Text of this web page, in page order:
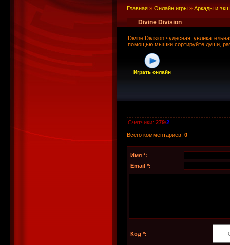
Главная » Онлайн игры » Аркады и
Divine Division
Divine Division чудесная,
помощью мышки сортируйте души,
Играть онлайн
Счетчики: 279/2
Всего комментариев: 0
Имя *:
Email *:
Код *: